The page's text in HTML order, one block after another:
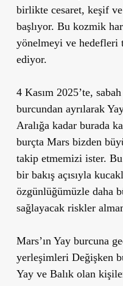
birlikte cesaret, keşif
başlıyor. Bu kozmik
yönelmeyi ve hedefleri
ediyor.
4 Kasım 2025’te,
burcundan ayrılarak
Aralığa kadar burada
burçta Mars bizden
takip etmemizi ister. Bu
bir bakış açısıyla
özgünlüğümüzle daha
sağlayacak riskler
Mars’ın Yay burcuna
yerleşimleri Değişken
Yay ve Balık olan